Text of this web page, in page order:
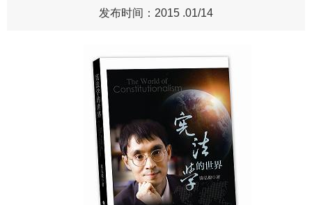
发布时间：2015 .01/14